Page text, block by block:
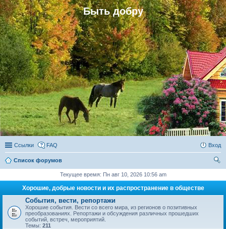
Быть добру
Ссылки FAQ Вход
Список форумов
Текущее время: Пн авг 10, 2026 10:56 am
Хорошие, добрые новости и их распространение в обществе
События, вести, репортажи
Хорошие события. Вести со всего мира, из регионов о позитивных
преобразованиях. Репортажи и обсуждения различных прошедших
событий, встреч, мероприятий.
Темы: 211